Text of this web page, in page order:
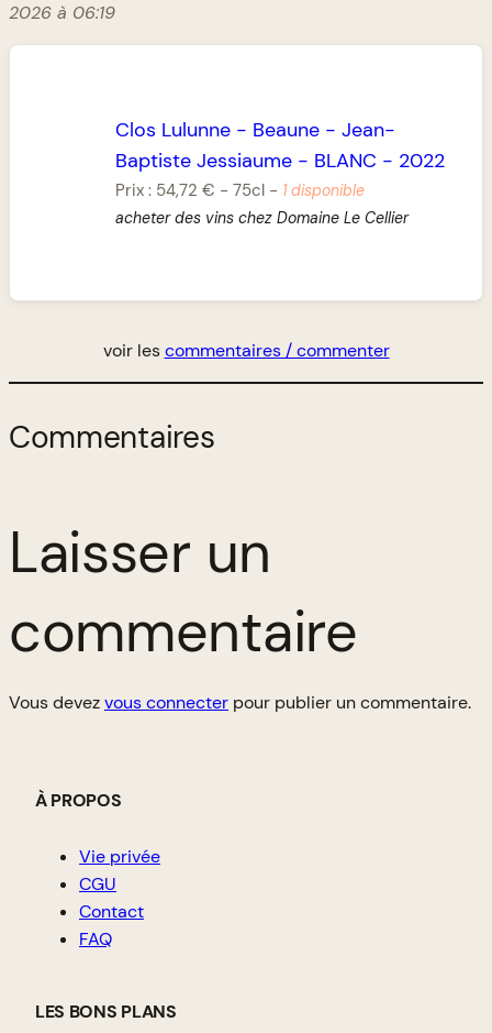
2026 à 06:19
Clos Lulunne - Beaune -Jean-
Baptiste Jessiaume - BLANC - 2022
Prix : 54,72 € -75cl - 1 disponible
acheter des vins chez Domaine Le Cellier
voir lescommentaires / commenter
Commentaires
Laisser un
commentaire
Vous devezvous connecter pour publier un commentaire.
À PROPOS
Vie privée
CGU
Contact
FAQ
LES BONS PLANS